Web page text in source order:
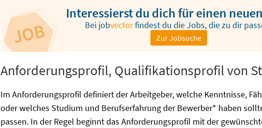
Interessierst du dich für einen
Bei jobvectorfindest du die Jobs, die zu dir
Zur Jobsuche
Anforderungsprofil, Qualifikationsprofil von
Im Anforderungsprofil definiert der Arbeitgeber, welche Kenntnisse,
oder welches Studium und Berufserfahrung der Bewerber* haben
passen. In der Regel beginnt das Anforderungsprofil mit der